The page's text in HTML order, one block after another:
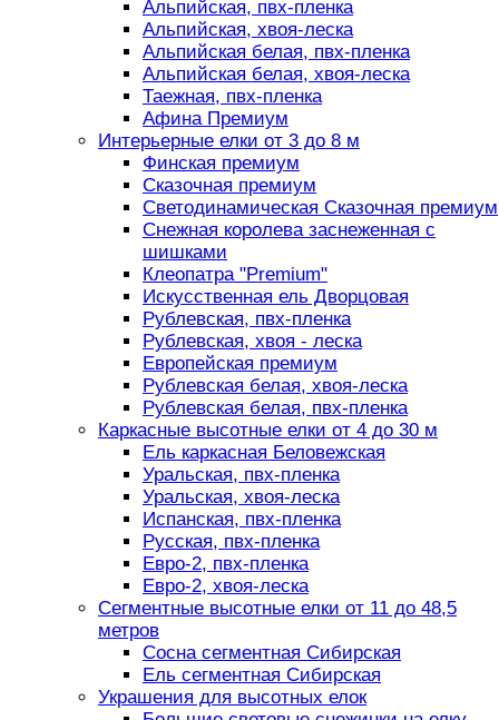
Альпийская, пвх-пленка
Альпийская, хвоя-леска
Альпийская белая, пвх-пленка
Альпийская белая, хвоя-леска
Таежная, пвх-пленка
Афина Премиум
Интерьерные елки от 3 до 8 м
Финская премиум
Сказочная премиум
Светодинамическая Сказочная премиум
Снежная королева заснеженная с
шишками
Клеопатра "Premium"
Искусственная ель Дворцовая
Рублевская, пвх-пленка
Рублевская, хвоя - леска
Европейская премиум
Рублевская белая, хвоя-леска
Рублевская белая, пвх-пленка
Каркасные высотные елки от 4 до 30 м
Ель каркасная Беловежская
Уральская, пвх-пленка
Уральская, хвоя-леска
Испанская, пвх-пленка
Русская, пвх-пленка
Евро-2, пвх-пленка
Евро-2, хвоя-леска
Сегментные высотные елки от 11 до 48,5
метров
Сосна сегментная Сибирская
Ель сегментная Сибирская
Украшения для высотных елок